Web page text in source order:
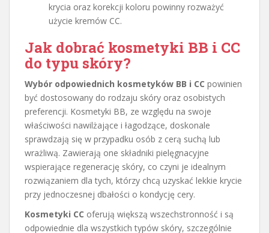
krycia oraz korekcji koloru powinny rozważyć
użycie kremów CC.
Jak dobrać kosmetyki BB i CC
do typu skóry?
Wybór odpowiednich kosmetyków BB i CC powinien
być dostosowany do rodzaju skóry oraz osobistych
preferencji. Kosmetyki BB, ze względu na swoje
właściwości nawilżające i łagodzące, doskonale
sprawdzają się w przypadku osób z cerą suchą lub
wrażliwą. Zawierają one składniki pielęgnacyjne
wspierające regenerację skóry, co czyni je idealnym
rozwiązaniem dla tych, którzy chcą uzyskać lekkie krycie
przy jednoczesnej dbałości o kondycję cery.
Kosmetyki CC oferują większą wszechstronność i są
odpowiednie dla wszystkich typów skóry, szczególnie